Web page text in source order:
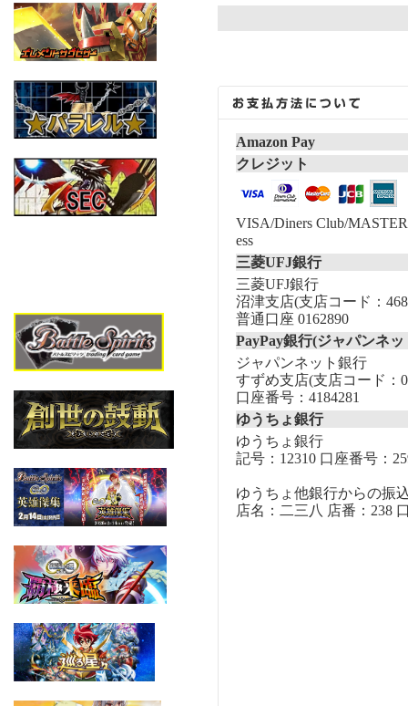
Amazon Pay
クレジット
VISA/Diners Club/
ess
三菱UFJ銀行
三菱UFJ銀行
沼津支店(支店コード：
普通口座 0162890
PayPay銀行(ジャパンネ
ジャパンネット銀行
すずめ支店(支店コード：
口座番号：4184281
ゆうちょ銀行
ゆうちょ銀行
記号：12310 口座番号：
ゆうちょ他銀行からの振
店名：二三八 店番：238